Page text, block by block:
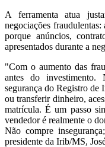
A ferramenta atua
negociações
porque anúncios,
apresentados durante a
"Com o aumento das
antes do investimento.
segurança do Registro de
ou transferir dinheiro,
matrícula. É um passo
vendedor é realmente o
Não compre
presidente da Irib/MS,